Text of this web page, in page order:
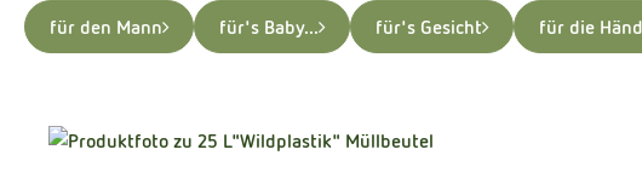
für den Mann für's Baby... für's Gesicht für die